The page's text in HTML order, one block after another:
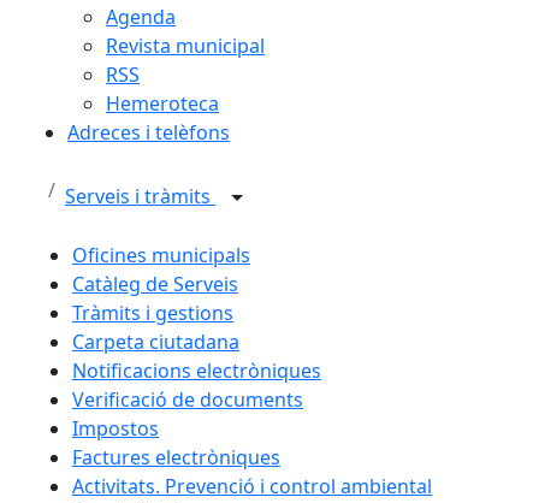
Agenda
Revista municipal
RSS
Hemeroteca
Adreces i telèfons
Serveis i tràmits
Oficines municipals
Catàleg de Serveis
Tràmits i gestions
Carpeta ciutadana
Notificacions electròniques
Verificació de documents
Impostos
Factures electròniques
Activitats. Prevenció i control ambiental